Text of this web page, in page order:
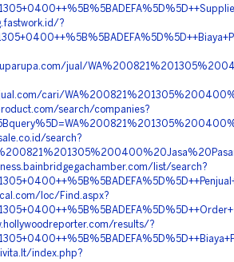
?
jual/
cari/
search/companies?
search?
list/search?
loc/Find.aspx?
results/?
index.php?